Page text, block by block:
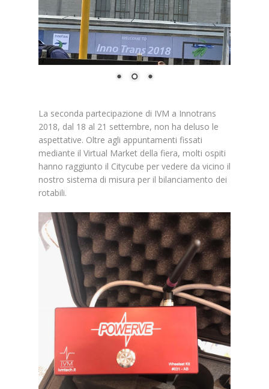
La seconda partecipazione di IVM a Innotrans
2018, dal 18 al 21 settembre, non ha deluso le
aspettative. Oltre agli appuntamenti fissati
mediante il Virtual Market della fiera, molti ospiti
hanno raggiunto il Citycube per vedere da vicino il
nostro sistema di misura per il bilanciamento dei
rotabili.